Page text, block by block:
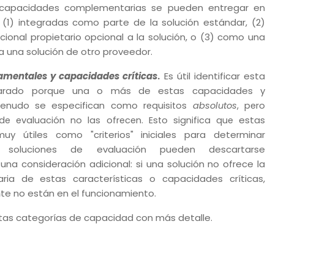
complementarias se pueden entregar en
integradas como parte de la solución estándar, (2)
propietario opcional a la solución, o (3) como una
una solución de otro proveedor.
y capacidades críticas. Es útil identificar esta
porque una o más de estas capacidades y
se especifican comorequisitos absolutos, pero
evaluación no las ofrecen. Esto significa que estas
útiles como "criterios" iniciales para determinar
de evaluación pueden descartarse
consideración adicional: si una solución no ofrece la
de estas características o capacidades críticas,
no están en el funcionamiento.
categorías de capacidad con más detalle.